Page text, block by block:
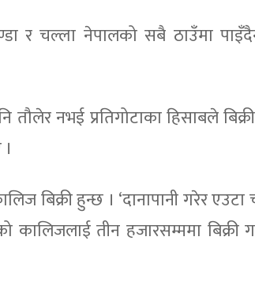
र चल्ला नेपालको सबै ठाउँमा
नभई प्रतिगोटाका हिसाबले
बिक्री हुन्छ । ‘दानापानी गरेर
तीन हजारसम्ममा बिक्री